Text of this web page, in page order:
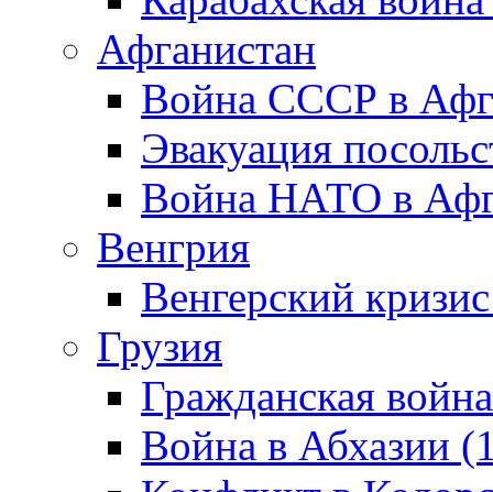
Афганистан
Война СССР в
Эвакуация
Война НАТО в
Венгрия
Венгерский
Грузия
Гражданская
Война в Абхазии